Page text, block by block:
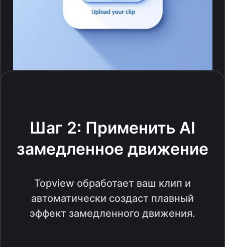
Шаг 2: Применить AI
замедленное движение
Topview обработает ваш клип и
автоматически создаст плавный
эффект замедленного движения.